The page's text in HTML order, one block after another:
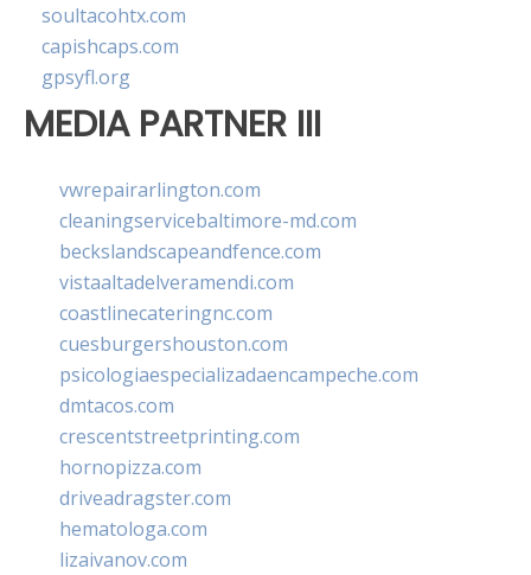
soultacohtx.com
capishcaps.com
gpsyfl.org
MEDIA PARTNER III
vwrepairarlington.com
cleaningservicebaltimore-md.com
beckslandscapeandfence.com
vistaaltadelveramendi.com
coastlinecateringnc.com
cuesburgershouston.com
psicologiaespecializadaencampeche.com
dmtacos.com
crescentstreetprinting.com
hornopizza.com
driveadragster.com
hematologa.com
lizaivanov.com